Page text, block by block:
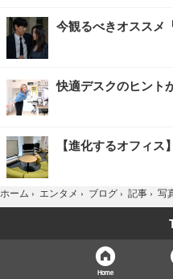
今観るべきオススメ
快適デスクのヒント
【進化するオフィス】
ホーム › エンタメ › ブログ › 記事 › 写
Home